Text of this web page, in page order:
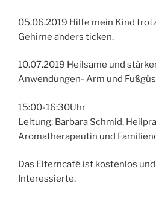
05.06.2019 Hilfe mein Kind
Gehirne anders ticken.
10.07.2019 Heilsame und
Anwendungen- Arm und
15:00-16:30Uhr
Leitung: Barbara Schmid,
Aromatherapeutin und
Das Elterncafé ist kostenlos
Interessierte.